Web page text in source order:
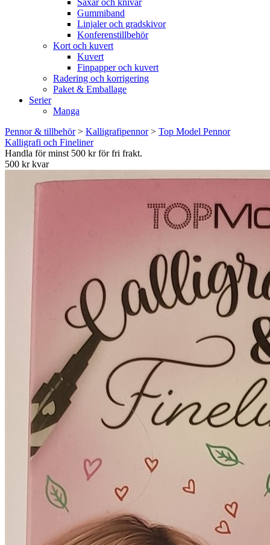
Saxar och knivar
Gummiband
Linjaler och gradskivor
Konferenstillbehör
Kort och kuvert
Kuvert
Finpapper och kuvert
Radering och korrigering
Paket & Emballage
Serier
Manga
Pennor & tillbehör> Kalligrafipennor> Top Model Pennor
Kalligrafi och Fineliner
Handla för minst 500 kr för fri frakt.
500 kr kvar